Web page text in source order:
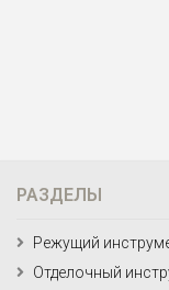
РАЗДЕЛЫ
Режущий
Отделочный